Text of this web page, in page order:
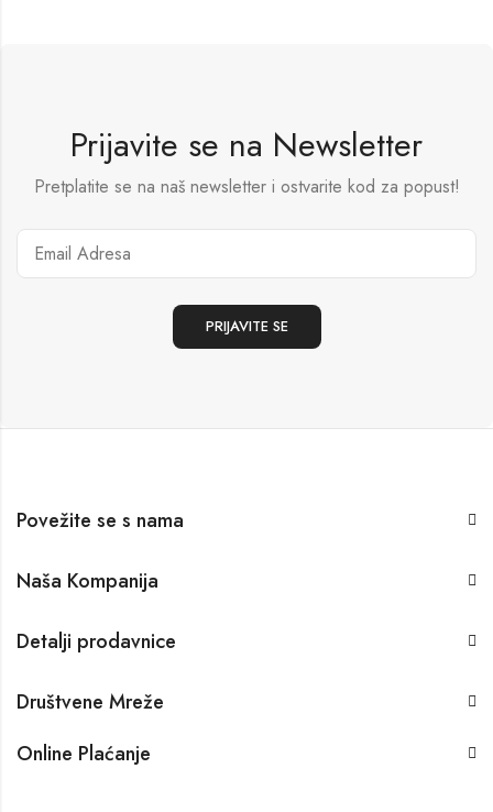
Prijavite se na Newsletter
Pretplatite se na naš newsletter i ostvarite kod za popust!
Povežite se s nama
Naša Kompanija
Detalji prodavnice
Društvene Mreže
Online Plaćanje